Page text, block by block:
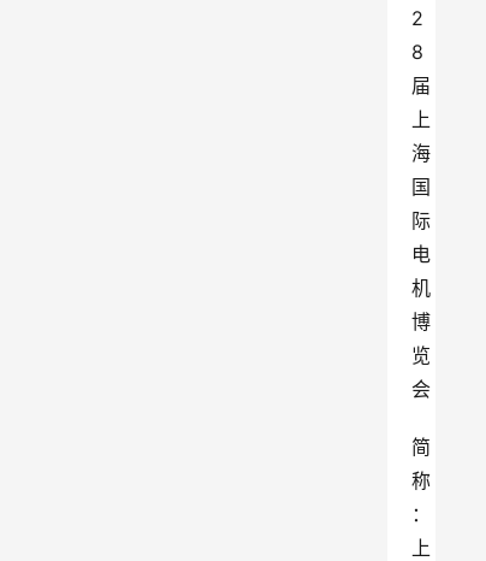
2
8
届
上
海
国
际
电
机
博
览
会
简
称
：
上